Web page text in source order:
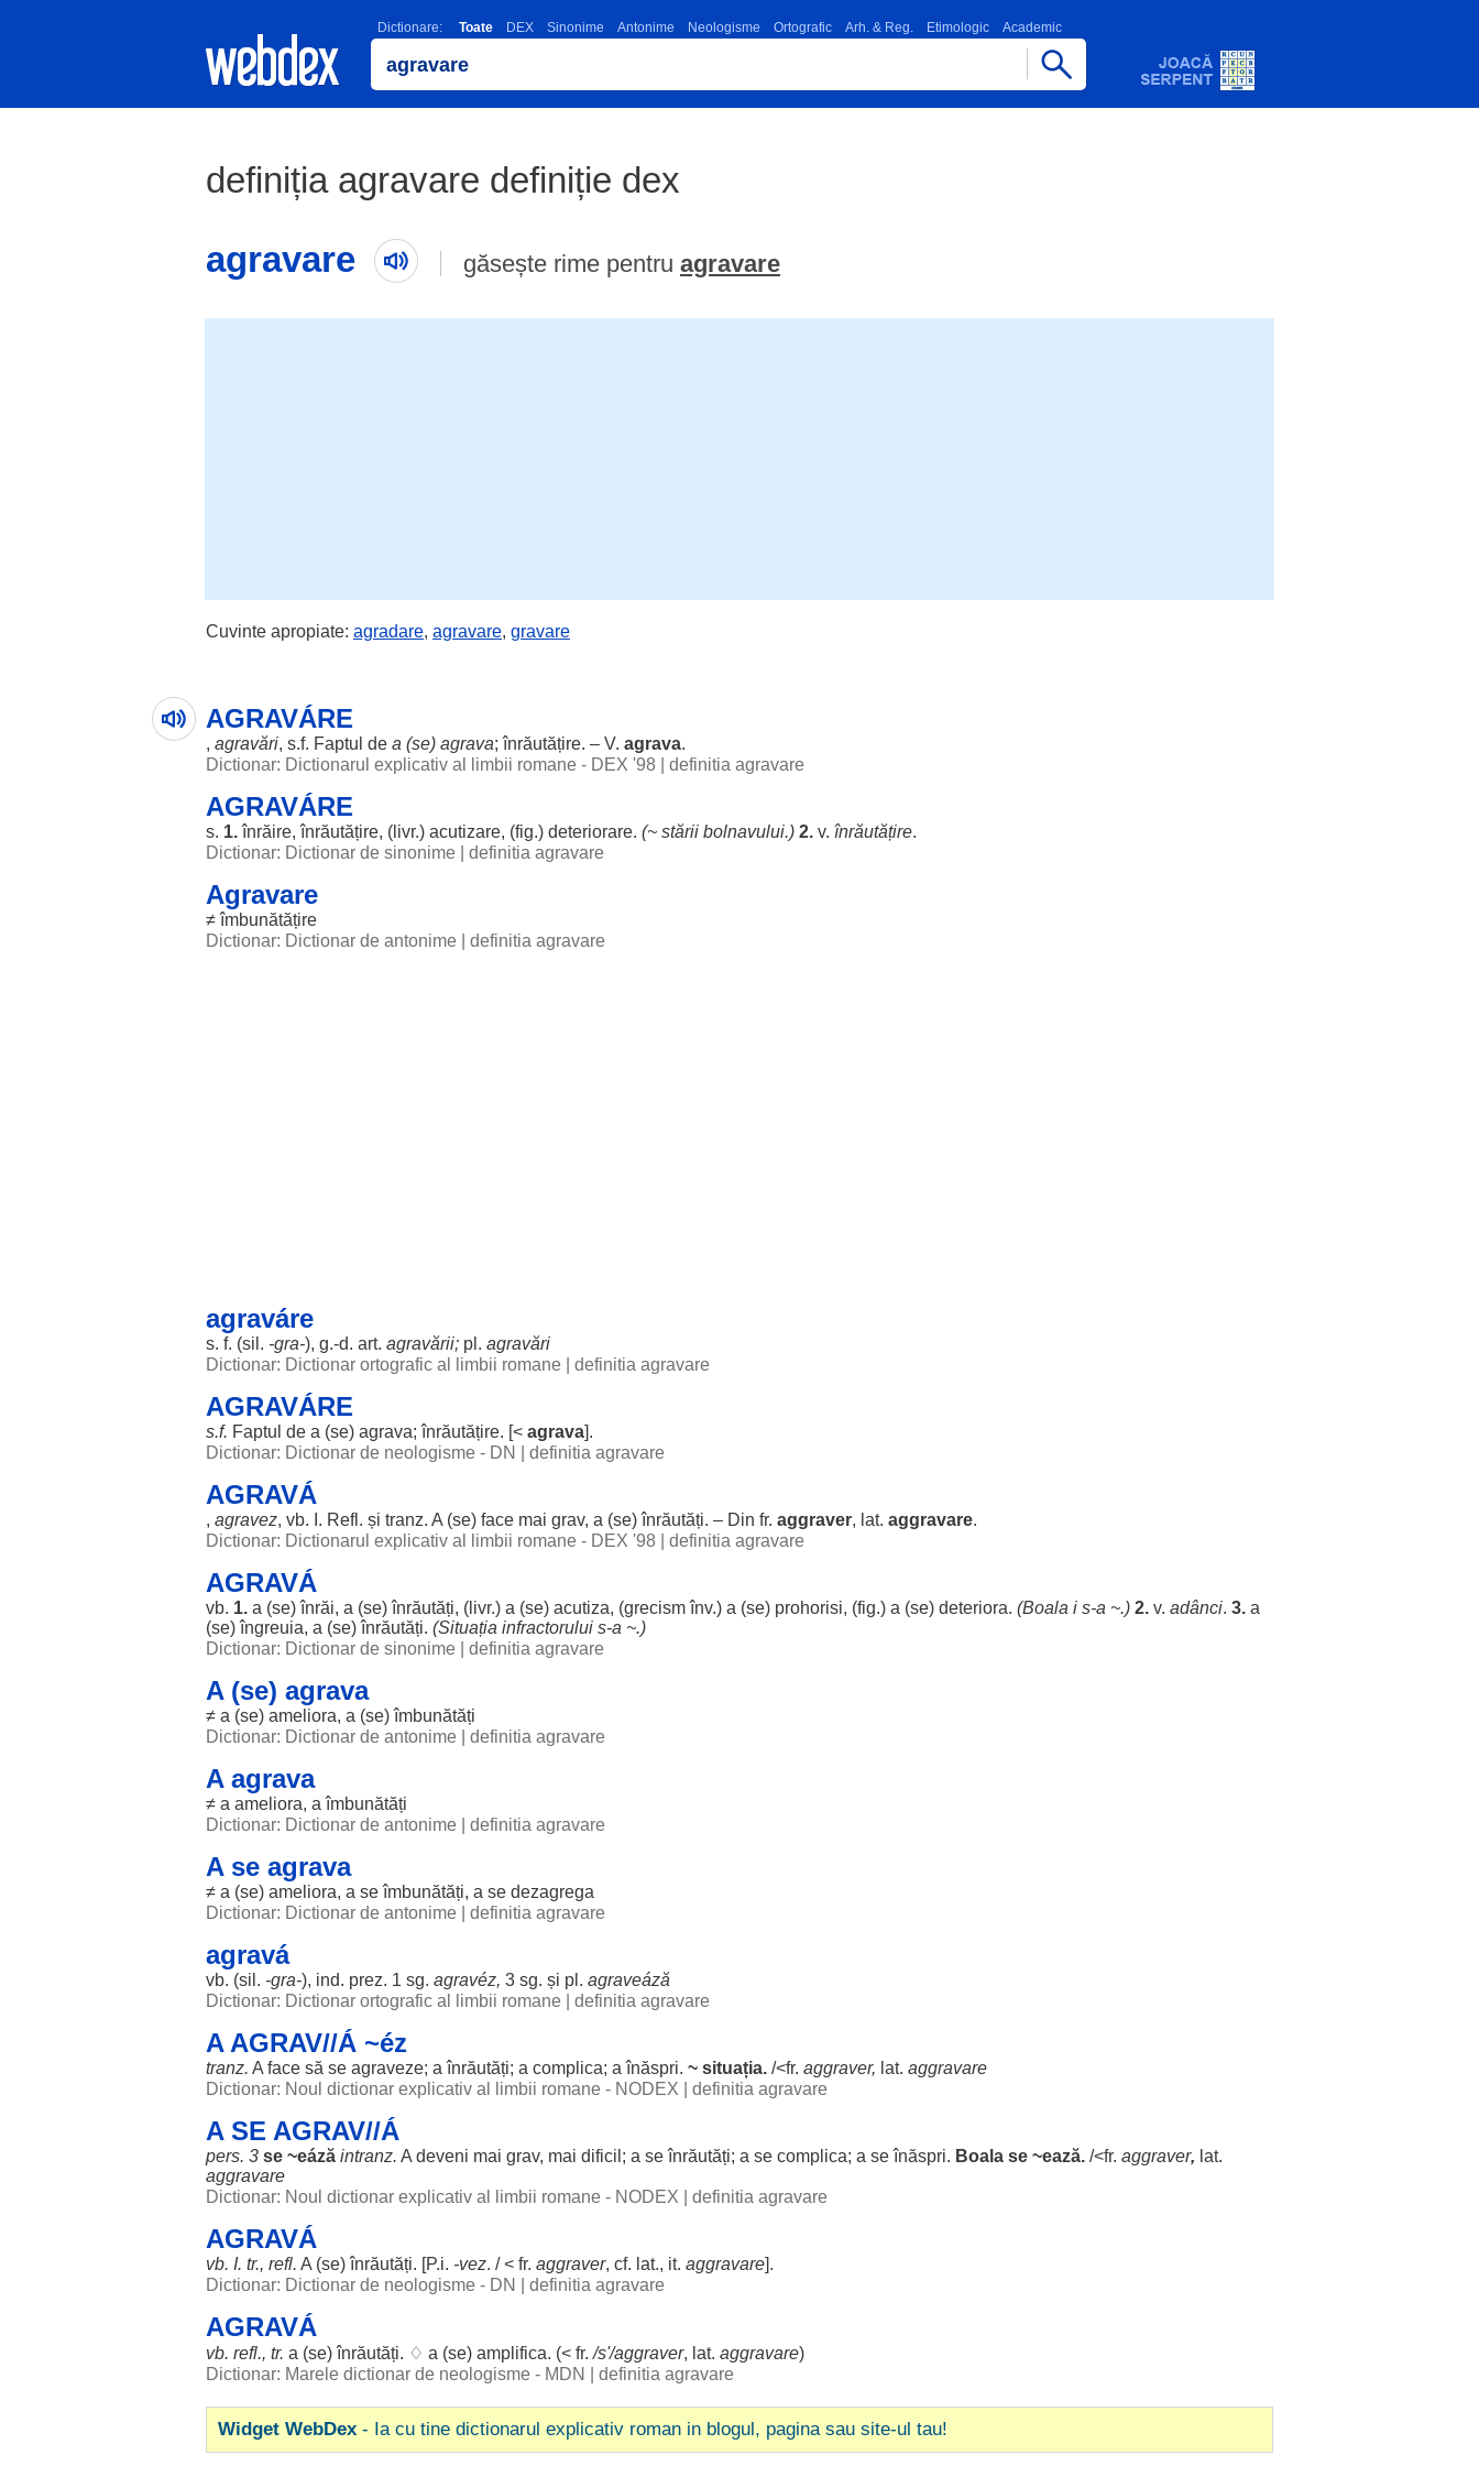
Dictionare: Toate DEX Sinonime Antonime Neologisme Ortografic Arh. & Reg. Etimologic Academic
definiția agravare definiție dex
agravare
găsește rime pentru agravare
Cuvinte apropiate: agradare, agravare, gravare
AGRAVÁRE
, agravări, s.f. Faptul de a (se) agrava;înrăutățire. – V. agrava.
Dictionar: Dictionarul explicativ al limbii romane - DEX '98
definitia agravare
AGRAVÁRE
s. 1. înrăire,înrăutățire, (livr.) acutizare, (fig.) deteriorare. (~ stării bolnavului.) 2. v. înrăutățire.
Dictionar: Dictionar de sinonime
definitia agravare
Agravare
≠îmbunătățire
Dictionar: Dictionar de antonime
definitia agravare
agraváre
s. f. (sil . -gra-), g.-d. art. agravării; pl. agravări
Dictionar: Dictionar ortografic al limbii romane
definitia agravare
AGRAVÁRE
s.f. Faptul de a (se) agrava;înrăutățire. [< agrava].
Dictionar: Dictionar de neologisme - DN
definitia agravare
AGRAVÁ
, agravez, vb. I. Refl. și tranz. A (se) face mai grav, a (se)înrăutăți. – Din fr. aggraver, lat. aggravare.
Dictionar: Dictionarul explicativ al limbii romane - DEX '98
definitia agravare
AGRAVÁ
vb. 1. a (se)înrăi, a (se)înrăutăți, (livr.) a (se) acutiza, (grecismînv.) a (se) prohorisi, (fig.) a (se) deteriora. (Boala i s-a ~.) 2. v. adânci. 3. a
(se)îngreuia, a (se)înrăutăți. (Situația infractorului s-a ~.)
Dictionar: Dictionar de sinonime
definitia agravare
A (se) agrava
≠ a (se) ameliora, a (se)îmbunătăți
Dictionar: Dictionar de antonime
definitia agravare
A agrava
≠ a ameliora, aîmbunătăți
Dictionar: Dictionar de antonime
definitia agravare
A se agrava
≠ a (se) ameliora, a seîmbunătăți, a se dezagrega
Dictionar: Dictionar de antonime
definitia agravare
agravá
vb. (sil . -gra-), ind. prez. 1 sg. agravéz, 3 sg. și pl. agraveáză
Dictionar: Dictionar ortografic al limbii romane
definitia agravare
A AGRAV//Á ~éz
tranz. A face să se agraveze; aînrăutăți; a complica; aînăspri. ~ situația. /<fr. aggraver, lat. aggravare
Dictionar: Noul dictionar explicativ al limbii romane - NODEX
definitia agravare
A SE AGRAV//Á
pers. 3 se ~eáză intranz. A deveni mai grav, mai dificil ; a seînrăutăți; a se complica; a seînăspri. Boala se ~ează. /<fr. aggraver, lat.
aggravare
Dictionar: Noul dictionar explicativ al limbii romane - NODEX
definitia agravare
AGRAVÁ
vb. I. tr., refl. A (se)înrăutăți. [P.i. -vez. / < fr. aggraver, cf. lat., it. aggravare].
Dictionar: Dictionar de neologisme - DN
definitia agravare
AGRAVÁ
vb. refl., tr. a (se)înrăutăți. ♢ a (se) amplifica. (< fr./s'/aggraver, lat. aggravare)
Dictionar: Marele dictionar de neologisme - MDN
definitia agravare
Widget WebDex - Ia cu tine dictionarul explicativ roman in blogul, pagina sau site-ul tau!